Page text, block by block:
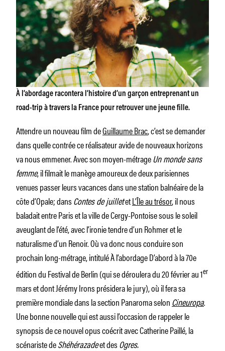
À l’abordageracontera l’histoire d’un garçon entreprenant un
road-trip à travers la France pour retrouver une jeune fille.
Attendre un nouveau film deGuillaume Brac, c’est se demander
dans quelle contrée ce réalisateur avide de nouveaux horizons
va nous emmener. Avec son moyen-métrageUn monde sans
femme, il filmait le manège amoureux de deux parisiennes
venues passer leurs vacances dans une station balnéaire de la
côte d’Opale; dansContes de juilletetL’Île au trésor,il nous
baladait entre Paris et la ville de Cergy-Pontoise sous le soleil
aveuglant de l’été, avec l’ironie tendre d’un Rohmer et le
naturalisme d’un Renoir. Où va donc nous conduire son
prochain long-métrage, intituléÀ l’abordageD’abord à la 70e
édition du Festival de Berlin (qui se déroulera du 20 février au 1er
mars et dont Jérémy Irons présidera le jury), où il fera sa
première mondiale dans la section Panaroma selonCineuropa.
Une bonne nouvelle qui est aussi l’occasion de rappeler le
synopsis de ce nouvel opus coécrit avec Catherine Paillé, la
scénariste deShéhérazadeet desOgres.